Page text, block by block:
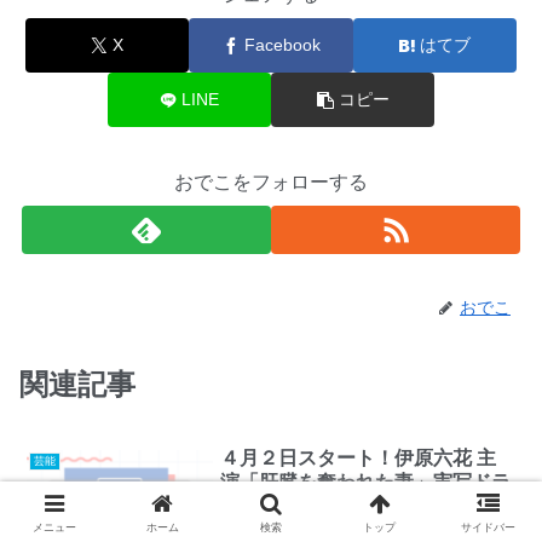
X Facebook はてブ
LINE コピー
おでこをフォローする
おでこ
関連記事
芸能
４月２日スタート！伊原六花 主
演「肝臓を奪われた妻」実写ドラ
マ化決定！
人気漫画「肝臓を奪われた妻」の実写ド
メニュー ホーム 検索 トップ サイドバー